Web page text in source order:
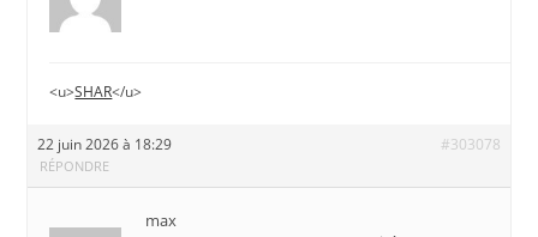
<u>SHAR</u>
22 juin 2026 à 18:29 #303078
RÉPONDRE
max